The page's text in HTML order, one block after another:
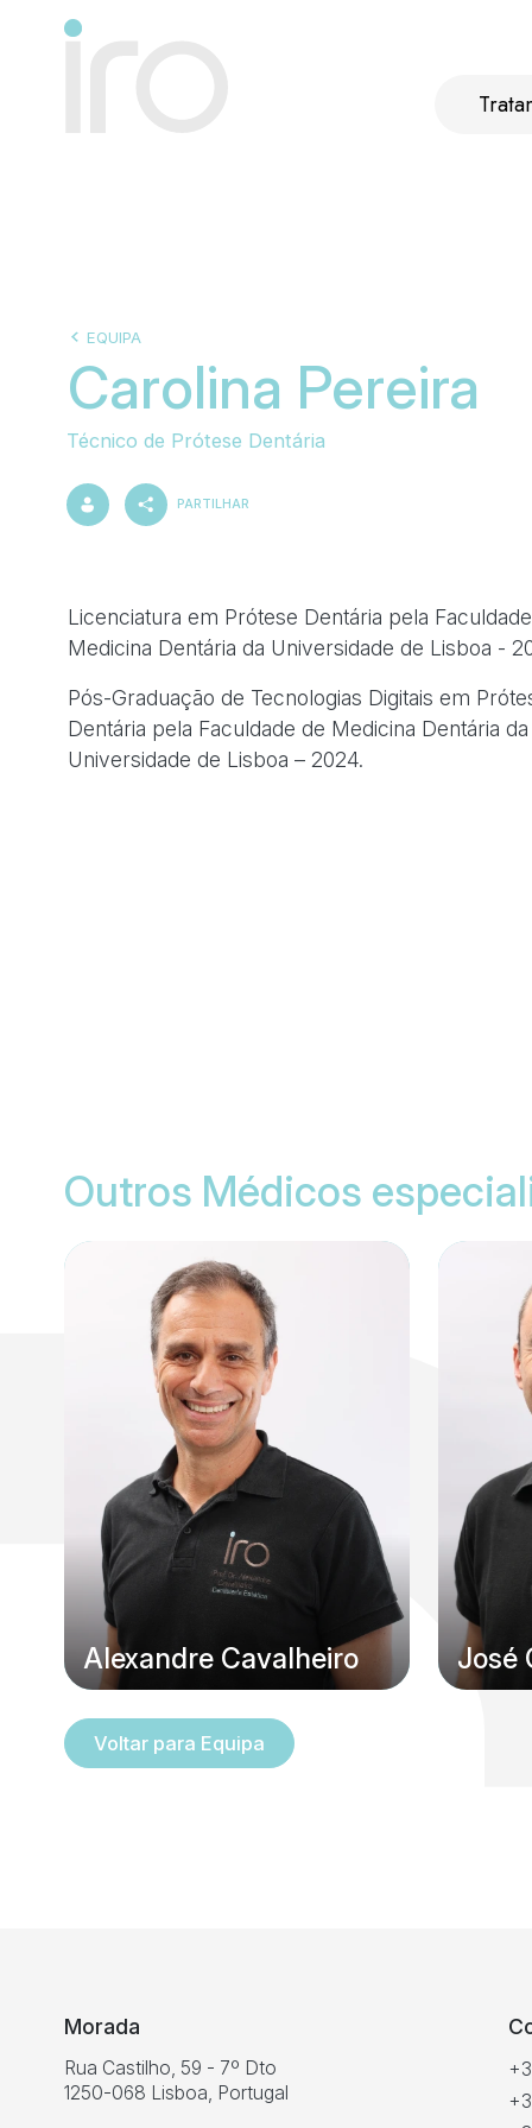
EQUIPA
Carolina Pereira
Técnico de Prótese Dentária
PARTILHAR
Licenciatura em Prótese Dentária pela
Medicina Dentária da Universidade de Lisboa -
Pós-Graduação de Tecnologias Digitais em
Dentária pela Faculdade de Medicina Dentária da
Universidade de Lisboa – 2024.
Outros Médicos
Alexandre Cavalheiro
Saber mais Marcar consulta
José
Voltar para Equipa
Morada
Rua Castilho, 59 - 7º Dto
1250-068 Lisboa, Portugal